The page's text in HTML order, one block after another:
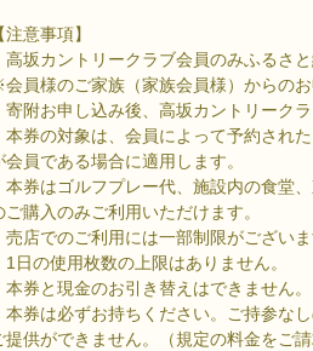
【注意事項】
高坂カントリークラブ会員のみふるさ
員様のご家族（家族会員様）からのお
寄附お申し込み後、高坂カントリーク
本券の対象は、会員によって予約され
会員である場合に適用します。
本券はゴルフプレー代、施設内の食堂
ご購入のみご利用いただけます。
売店でのご利用には一部制限がございま
1日の使用枚数の上限はありません。
本券と現金のお引き替えはできません
本券は必ずお持ちください。ご持参な
提供ができません。（規定の料金をご